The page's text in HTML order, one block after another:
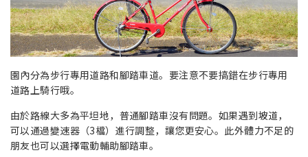
園內分為步行專用道路和腳踏車道。要注意不要搞錯在步行專用
道路上騎行哦。
由於路線大多為平坦地，普通腳踏車沒有問題。如果遇到坡道，
可以通過變速器（3檔）進行調整，讓您更安心。此外體力不足的
朋友也可以選擇電動輔助腳踏車。